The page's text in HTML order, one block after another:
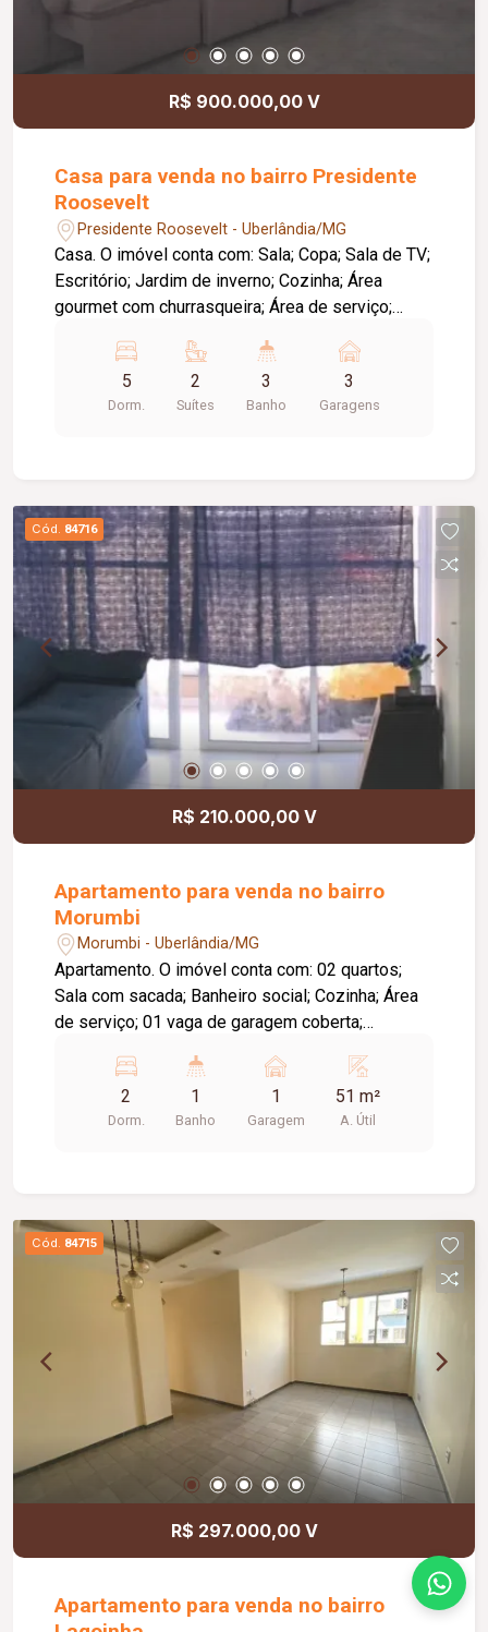
R$ 900.000,00 V
Casa para venda no bairro Presidente
Roosevelt
Presidente Roosevelt - Uberlândia/MG
Casa. O imóvel conta com: Sala; Copa; Sala de TV;
Escritório; Jardim de inverno; Cozinha; Área
gourmet com churrasqueira; Área de serviço;
Ambientes amplos e bem distribuídos,
proporcionando conforto e praticidade; Espaço
gourmet ideal para receber familiares e amigos.
5
Dorm.
2
Suítes
3
Banho
3
Garagens
Cód. 84716
R$ 210.000,00 V
Apartamento para venda no bairro
Morumbi
Morumbi - Uberlândia/MG
Apartamento. O imóvel conta com: 02 quartos;
Sala com sacada; Banheiro social; Cozinha; Área
de serviço; 01 vaga de garagem coberta;
funcionais e bem distribuídos, proporcionando
conforto e praticidade para o dia a dia.
Informações complementares: Condomínio no
2
Dorm.
1
Banho
1
Garagem
51 m²
A. Útil
Cód. 84715
R$ 297.000,00 V
Apartamento para venda no bairro